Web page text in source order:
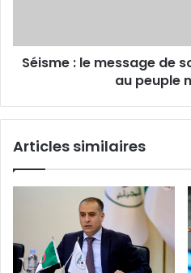
Mahrez
auSéisme : le message de
au peuple
Articles similaires